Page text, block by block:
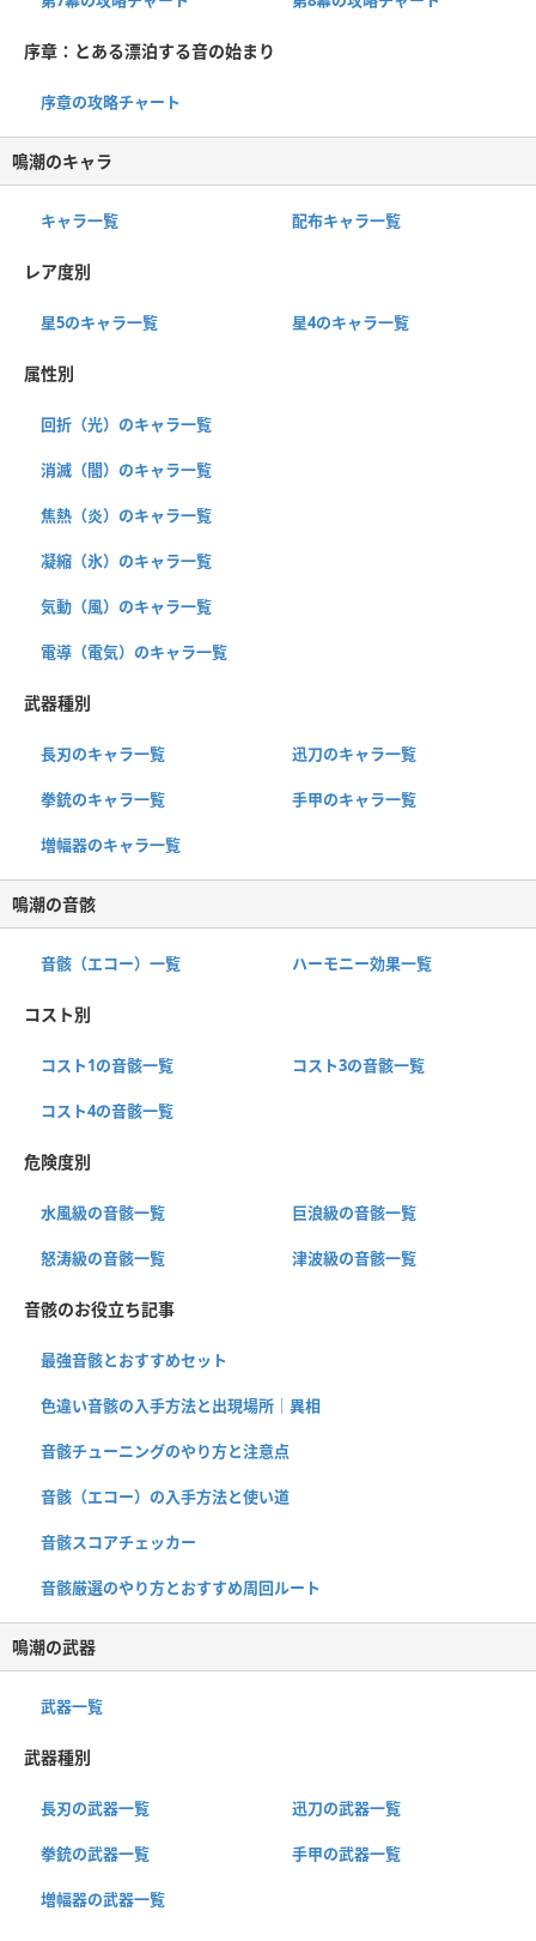
序章：とある漂泊する音の始まり
序章の攻略チャート
鳴潮のキャラ
キャラ一覧 配布キャラ一覧
レア度別
星5のキャラ一覧 星4のキャラ一覧
属性別
回折（光）のキャラ一覧
消滅（闇）のキャラ一覧
焦熱（炎）のキャラ一覧
凝縮（氷）のキャラ一覧
気動（風）のキャラ一覧
電導（電気）のキャラ一覧
武器種別
長刃のキャラ一覧 迅刀のキャラ一覧
拳銃のキャラ一覧 手甲のキャラ一覧
増幅器のキャラ一覧
鳴潮の音骸
音骸（エコー）一覧 ハーモニー効果一覧
コスト別
コスト1の音骸一覧 コスト3の音骸一覧
コスト4の音骸一覧
危険度別
水風級の音骸一覧 巨浪級の音骸一覧
怒涛級の音骸一覧 津波級の音骸一覧
音骸のお役立ち記事
最強音骸とおすすめセット
色違い音骸の入手方法と出現場所｜異相
音骸チューニングのやり方と注意点
音骸（エコー）の入手方法と使い道
音骸スコアチェッカー
音骸厳選のやり方とおすすめ周回ルート
鳴潮の武器
武器一覧
武器種別
長刃の武器一覧 迅刀の武器一覧
拳銃の武器一覧 手甲の武器一覧
増幅器の武器一覧